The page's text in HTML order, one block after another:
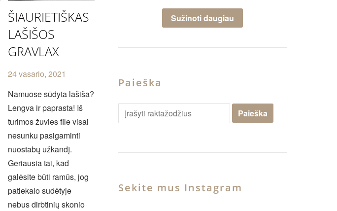
ŠIAURIETIŠKAS
LAŠIŠOS
GRAVLAX
24 vasario, 2021
Namuose sūdyta lašiša?
Lengva ir paprasta! Iš
turimos žuvies file visai
nesunku pasigaminti
nuostabų užkandį.
Geriausia tai, kad
galėsite būti ramūs, jog
patiekalo sudėtyje
nebus dirbtinių skonio
Sužinoti daugiau
Paieška
Sekite mus Instagram